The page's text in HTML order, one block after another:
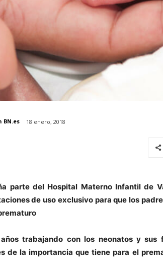
BN.es 18 enero, 2018
parte del Hospital Materno Infantil de
de uso exclusivo para que los
trabajando con los neonatos y sus
de la importancia que tiene para el